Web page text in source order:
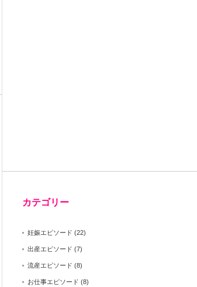
カテゴリー
妊娠エピソード (22)
出産エピソード (7)
流産エピソード (8)
お仕事エピソード (8)